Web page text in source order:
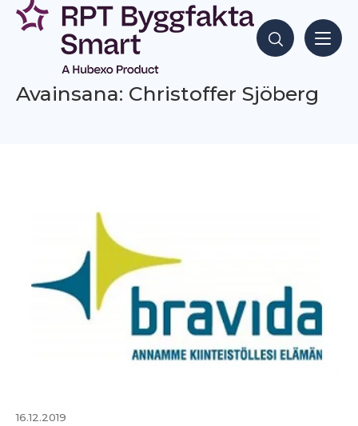
Siirry
sisältöön
Hae sisältöjä
Avainsana: Christoffer Sjöberg
16.12.2019